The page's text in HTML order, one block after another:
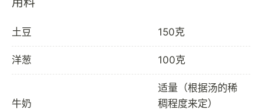
土豆 150克
洋葱 100克
牛奶
适量（根据汤的稀
稠程度来定）